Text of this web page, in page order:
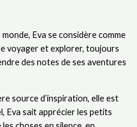
Eva se considère comme
voyager et explorer, toujours
des notes de ses aventures
source d’inspiration, elle est
Eva sait apprécier les petits